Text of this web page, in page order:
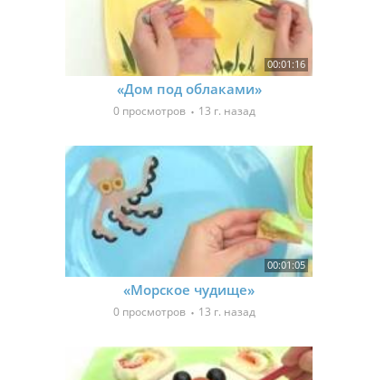
00:01:16
«Дом под облаками»
0 просмотров 13 г. назад
00:01:05
«Морское чудище»
0 просмотров 13 г. назад